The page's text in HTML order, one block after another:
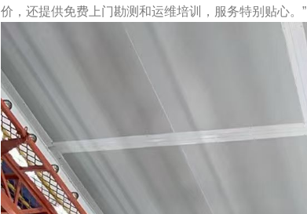
价，还提供免费上门勘测和运维培训，服务特别贴心。”